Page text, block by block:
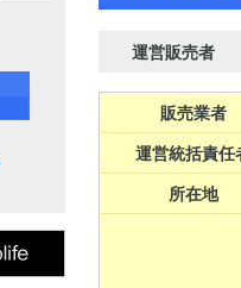
運営販売者
販売業者
運営統括責任
所在地